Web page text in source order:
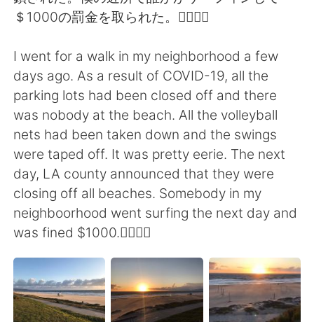
繁體中文 Español
العربية Français
Deutsch 日本語
한국어 ไทย
Indonesia Italiano
Türkçe Tiếng Việt
Português
＄1000の罰金を取られた。🏄‍♂️🤷‍♂️
I went for a walk in my neighborhood a few
days ago. As a result of COVID-19, all the
parking lots had been closed off and there
was nobody at the beach. All the volleyball
nets had been taken down and the swings
were taped off. It was pretty eerie. The next
day, LA county announced that they were
closing off all beaches. Somebody in my
neighboorhood went surfing the next day and
was fined $1000.🏄‍♂️🤷‍♂️